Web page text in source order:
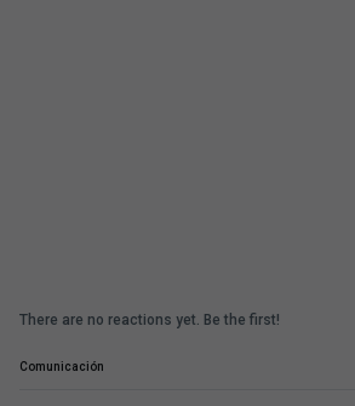
There are no reactions yet. Be the first!
Comunicación